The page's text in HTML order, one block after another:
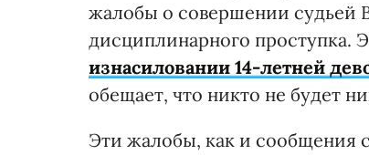
жалобы о совершении судьей
дисциплинарного проступка.
изнасиловании 14-летней
обещает, что никто не будет
Эти жалобы, как и сообщения